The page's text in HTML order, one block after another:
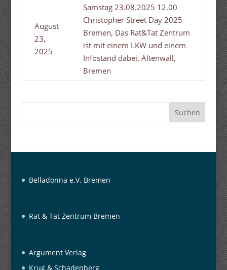
August
23,
2025
Samstag 23.08.2025 12.00
Christopher Street Day 2025
Bremen, Das Rat&Tat Zentrum
ist mit einem LKW und einem
Infostand dabei. Altenwall,
Bremen
Suchen
Belladonna e.V. Bremen
Rat & Tat Zentrum Bremen
Argument Verlag
Krug & Schadenberg